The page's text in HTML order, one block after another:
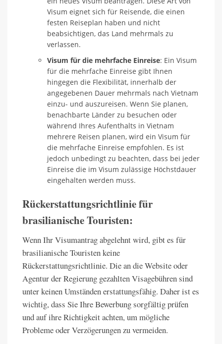
Visum eignet sich für Reisende, die einen
festen Reiseplan haben und nicht
beabsichtigen, das Land mehrmals zu
verlassen.
Visum für die mehrfache Einreise: Ein Visum
für die mehrfache Einreise gibt Ihnen
hingegen die Flexibilität, innerhalb der
angegebenen Dauer mehrmals nach Vietnam
einzu- und auszureisen. Wenn Sie planen,
benachbarte Länder zu besuchen oder
während Ihres Aufenthalts in Vietnam
mehrere Reisen planen, wird ein Visum für
die mehrfache Einreise empfohlen. Es ist
jedoch unbedingt zu beachten, dass bei jeder
Einreise die im Visum zulässige Höchstdauer
eingehalten werden muss.
Rückerstattungsrichtlinie für
brasilianische Touristen:
Wenn Ihr Visumantrag abgelehnt wird, gibt es für
brasilianische Touristen keine
Rückerstattungsrichtlinie. Die an die Website oder
Agentur der Regierung gezahlten Visagebühren sind
unter keinen Umständen erstattungsfähig. Daher ist es
wichtig, dass Sie Ihre Bewerbung sorgfältig prüfen
und auf ihre Richtigkeit achten, um mögliche
Probleme oder Verzögerungen zu vermeiden.